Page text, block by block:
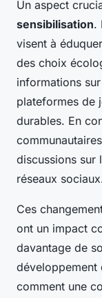
Un aspect
sensibilisation.
visent à
des choix
informations
plateformes de
durables. En
discussions sur
réseaux
Ces
ont un impact
davantage de
développement
comment une